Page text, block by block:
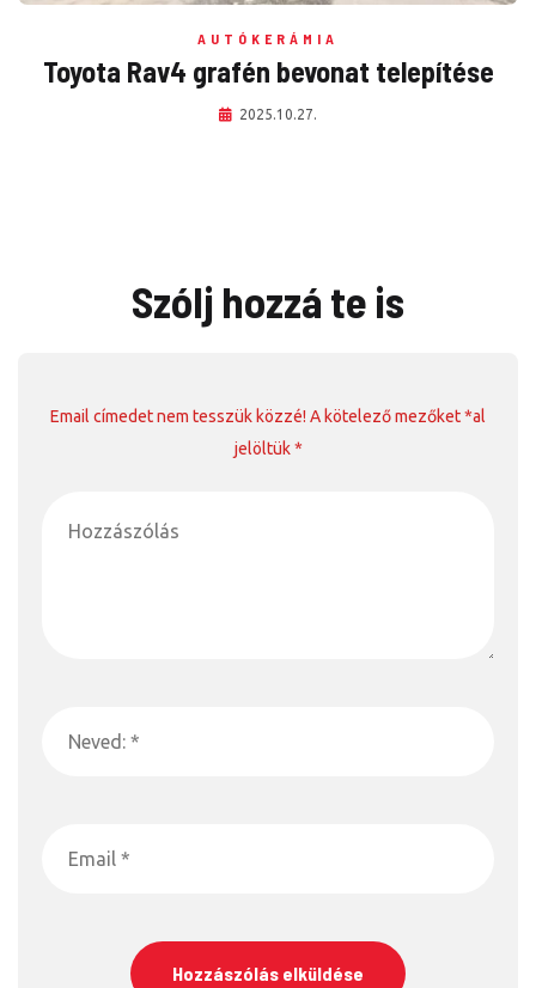
AUTÓKERÁMIA
Toyota Rav4 grafén bevonat telepítése
2025.10.27.
Szólj hozzá te is
Email címedet nem tesszük közzé! A kötelező mezőket *al
jelöltük *